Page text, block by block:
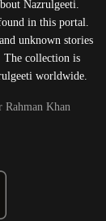
Nazrulgeeti.
in this portal.
unknown stories
The collection is
worldwide.
Rahman Khan